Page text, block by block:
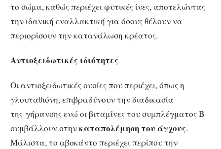
το σώμα, καθώς περιέχει φυτικές ίνες, αποτελώντας
την ιδανική εναλλακτική για όσους θέλουν να
περιορίσουν την κατανάλωση κρέατος.
Αντιοξειδωτικές ιδιότητες
Οι αντιοξειδωτικές ουσίες που περιέχει, όπως η
γλουταθιόνη, επιβραδύνουν την διαδικασία
της γήρανσης ενώ οι βιταμίνες του συμπλέγματος Β
συμβάλλουν στηνκαταπολέμηση του άγχους.
Μάλιστα, το αβοκάντο περιέχει περίπου την